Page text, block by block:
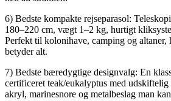
6) Bedste kompakte rejseparasol:
180–220 cm, vægt 1–2 kg, hurtigt
Perfekt til kolonihave, camping og
betyder alt.
7) Bedste bæredygtige designvalg: En
certificeret teak/eukalyptus med
akryl, marinesnore og metalbeslag man